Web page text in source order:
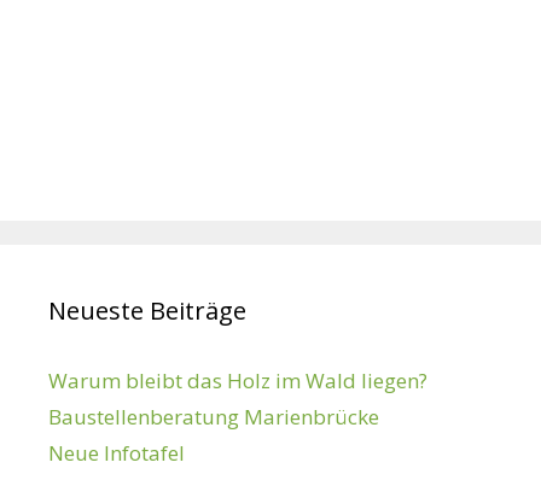
Neueste Beiträge
Warum bleibt das Holz im Wald liegen?
Baustellenberatung Marienbrücke
Neue Infotafel